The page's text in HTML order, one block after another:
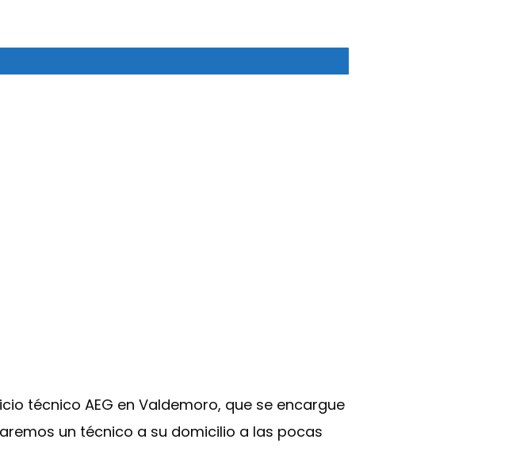
técnico AEG en Valdemoro, que se encargue
un técnico a su domicilio a las pocas